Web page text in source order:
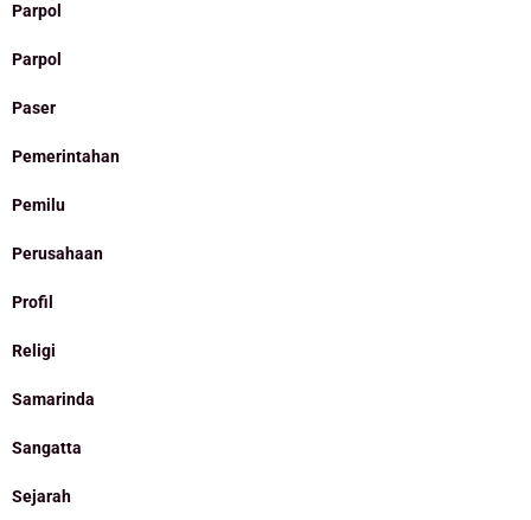
Parpol
Parpol
Paser
Pemerintahan
Pemilu
Perusahaan
Profil
Religi
Samarinda
Sangatta
Sejarah